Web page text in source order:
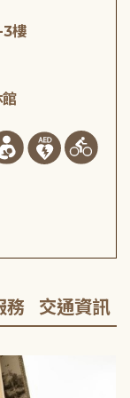
3樓
務 交通資訊